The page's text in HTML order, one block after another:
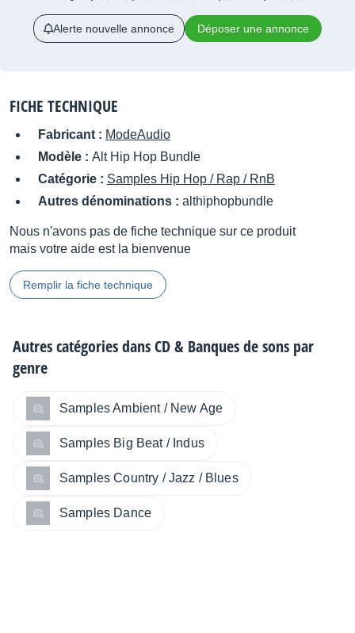
Alerte nouvelle annonce Déposer une annonce
FICHE TECHNIQUE
Fabricant : ModeAudio
Modèle : Alt Hip Hop Bundle
Catégorie : Samples Hip Hop / Rap / RnB
Autres dénominations : althiphopbundle
Nous n'avons pas de fiche technique sur ce produit
mais votre aide est la bienvenue
Remplir la fiche technique
Autres catégories dansCD & Banques de sons par
genre
Samples Ambient / New Age
Samples Big Beat / Indus
Samples Country / Jazz / Blues
Samples Dance